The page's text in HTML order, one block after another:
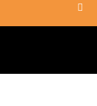
košík